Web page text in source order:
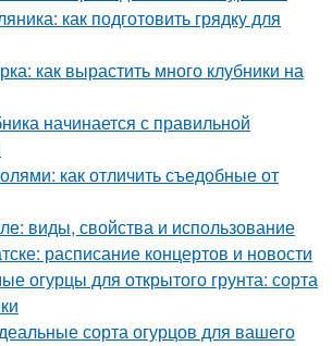
как подготовить грядку для
как вырастить много клубники на
начинается с правильной
как отличить съедобные от
виды, свойства и использование
расписание концертов и новости
огурцы для открытого грунта: сорта
сорта огурцов для вашего